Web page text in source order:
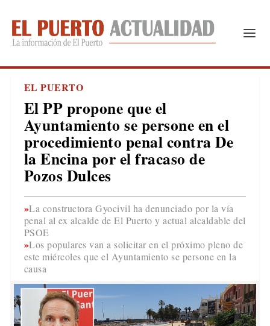
EL PUERTO
El PP propone que el
Ayuntamiento se persone en el
procedimiento penal contra De
la Encina por el fracaso de
Pozos Dulces
La constructora Gyocivil ha denunciado por la vía
penal al ex alcalde de El Puerto y actual alcaldable del
PSOE
Los populares van a solicitar en el próximo pleno de
este miércoles que el Ayuntamiento se persone en la
causa